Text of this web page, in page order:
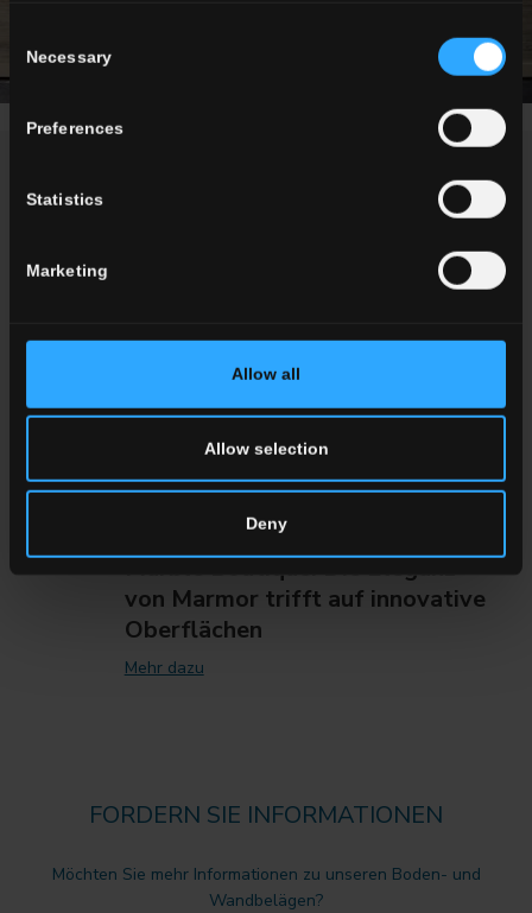
Selection
Necessary
Preferences
Statistics
Marketing
Allow all
Allow selection
Deny
NEWS / EVENTS
Marble Boutique: Die Eleganz
von Marmor trifft auf innovative
Oberflächen
Mehr dazu
FORDERN SIE INFORMATIONEN
Möchten Sie mehr Informationen zu unseren Boden- und
Wandbelägen?